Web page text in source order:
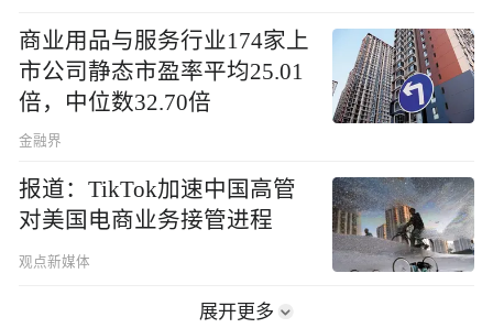
商业用品与服务行业174家上
市公司静态市盈率平均25.01
倍，中位数32.70倍
金融界
报道：TikTok加速中国高管
对美国电商业务接管进程
观点新媒体
展开更多